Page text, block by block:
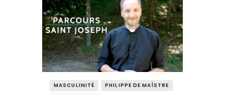
MASCULINITÉ
PHILIPPE DE MAÎSTRE